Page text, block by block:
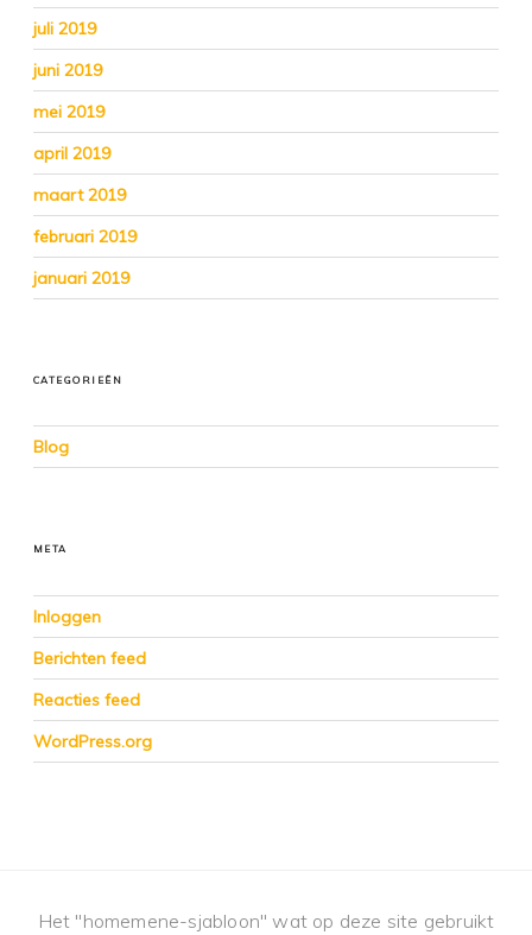
juli 2019
juni 2019
mei 2019
april 2019
maart 2019
februari 2019
januari 2019
CATEGORIEËN
Blog
META
Inloggen
Berichten feed
Reacties feed
WordPress.org
Het "homemene-sjabloon" wat op deze site gebruikt